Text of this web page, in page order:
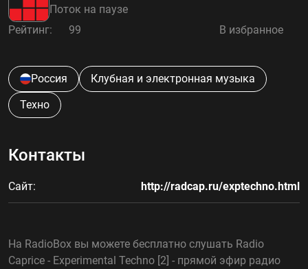
Добавить радиостанцию
Контакты
Поток на паузе
Рейтинг: 99 В избранное
Россия
Клубная и электронная музыка
Техно
Контакты
Сайт: http://radcap.ru/exptechno.html
На RadioBox вы можете бесплатно слушать Radio
Caprice - Experimental Techno [2] - прямой эфир радио